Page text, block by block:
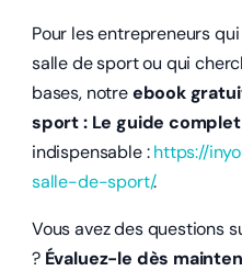
Pour les entrepreneurs
salle de sport ou qui
bases, notreebook
sport : Le guide complet
indispensable :https://
salle-de-sport/.
Vous avez des questions
? Évaluez-le dès